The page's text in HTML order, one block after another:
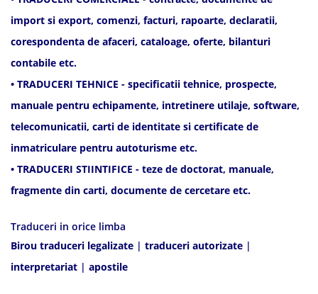
import si export, comenzi, facturi, rapoarte, declaratii,
corespondenta de afaceri, cataloage, oferte, bilanturi
contabile etc.
• TRADUCERI TEHNICE - specificatii tehnice, prospecte,
manuale pentru echipamente, intretinere utilaje, software,
telecomunicatii, carti de identitate si certificate de
inmatriculare pentru autoturisme etc.
• TRADUCERI STIINTIFICE - teze de doctorat, manuale,
fragmente din carti, documente de cercetare etc.
Traduceri in orice limba
Birou traduceri legalizate | traduceri autorizate |
interpretariat | apostile